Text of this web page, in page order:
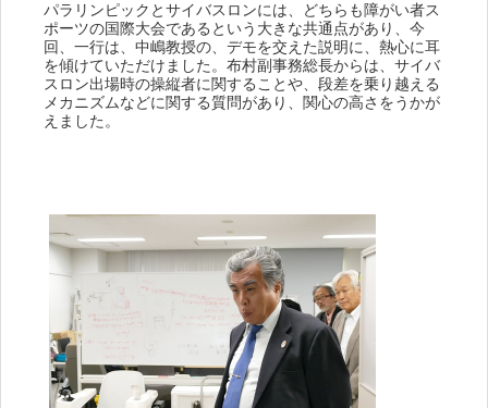
パラリンピックとサイバスロンには、どちらも障がい者ス
ポーツの国際大会であるという大きな共通点があり、今
回、一行は、中嶋教授の、デモを交えた説明に、熱心に耳
を傾けていただけました。布村副事務総長からは、サイバ
スロン出場時の操縦者に関することや、段差を乗り越える
メカニズムなどに関する質問があり、関心の高さをうかが
えました。